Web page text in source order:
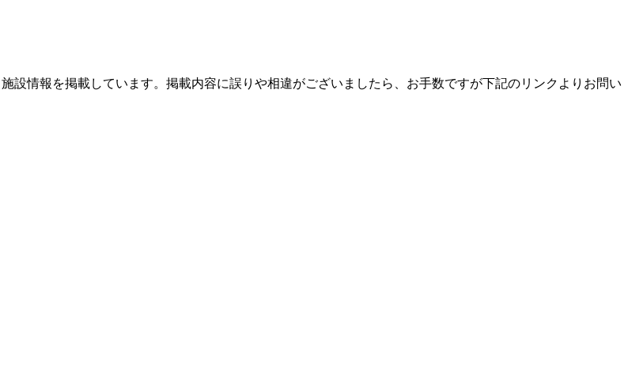
設情報を掲載しています。掲載内容に誤りや相違がございましたら、お手数ですが下記のリンクよりお問い